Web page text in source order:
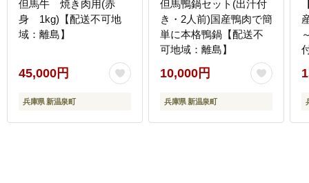
但馬牛 焼き肉用(赤
身 1kg)【配送不可地
域：離島】
45,000円
兵庫県 新温泉町
但馬鴨鍋セット(出汁付
き・2人前)国産鴨肉で簡
単に本格鴨鍋【配送不
可地域：離島】
10,000円
兵庫県 新温泉町